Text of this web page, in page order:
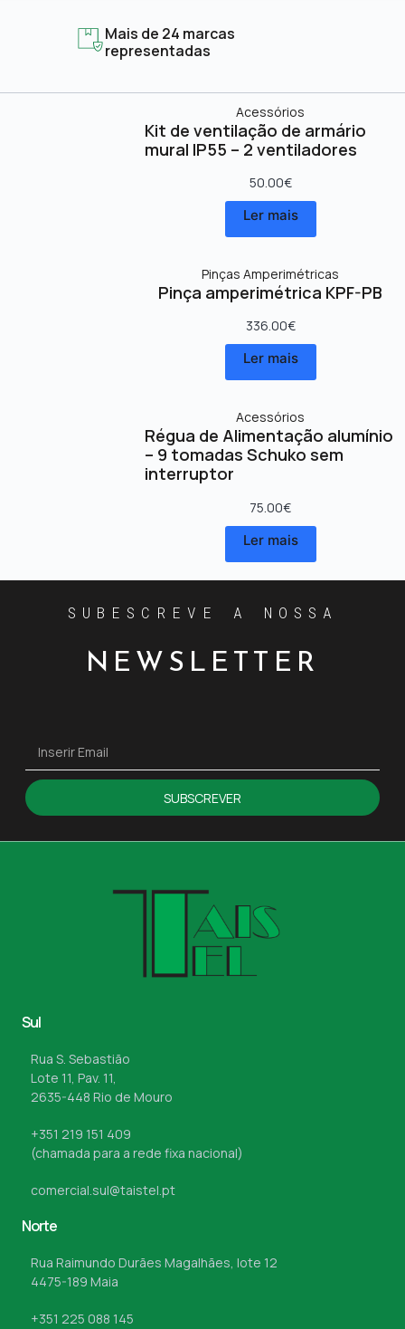
Mais de 24 marcas
representadas
Acessórios
Kit de ventilação de armário
mural IP55 – 2 ventiladores
50.00€
Ler mais
Pinças Amperimétricas
Pinça amperimétrica KPF-PB
336.00€
Ler mais
Acessórios
Régua de Alimentação alumínio
– 9 tomadas Schuko sem
interruptor
75.00€
Ler mais
SUBESCREVE A NOSSA
NEWSLETTER
SUBSCREVER
Sul
Rua S. Sebastião
Lote 11, Pav. 11,
2635-448 Rio de Mouro
+351 219 151 409
(chamada para a rede fixa nacional)
comercial.sul@taistel.pt
Norte
Rua Raimundo Durães Magalhães, lote 12
4475-189 Maia
+351 225 088 145